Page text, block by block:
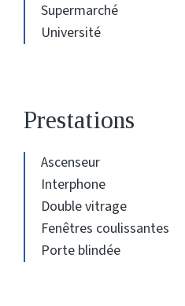
Supermarché
Université
Prestations
Ascenseur
Interphone
Double vitrage
Fenêtres coulissantes
Porte blindée